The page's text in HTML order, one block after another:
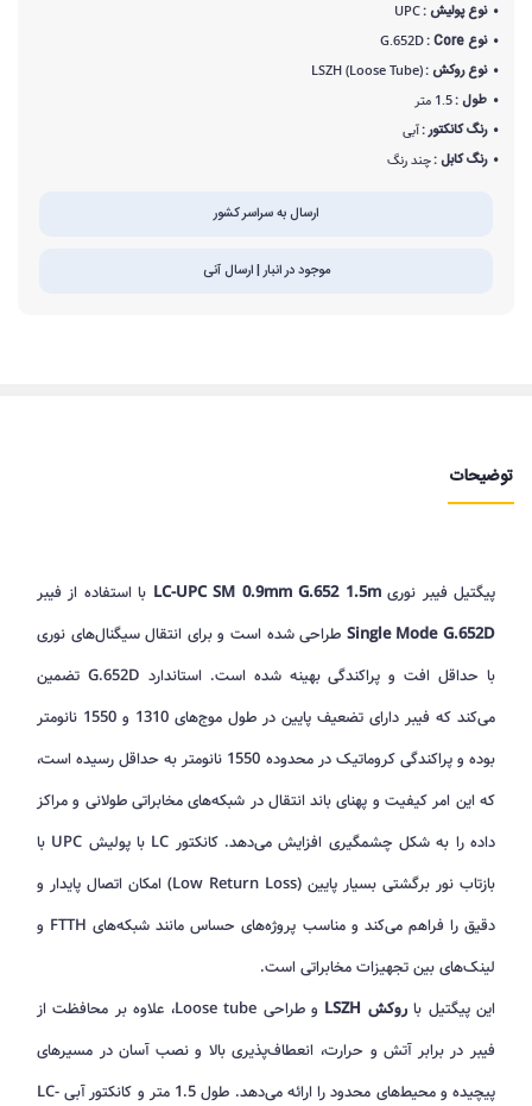
نوع پولیش :UPC
نوع Core :
G.652D
نوع روکش :LSZH (Loose Tube)
طول :1.5 متر
رنگ کانکتور :آبی
رنگ کابل :چند رنگ
ارسال به سراسر کشور
موجود در انبار | ارسال آنی
توضیحات
پیگتیل فیبر نوریLC-UPC SM 0.9mm G.652 1.5m با استفاده از فیبر
Single Mode G.652D طراحی شده است و برای انتقال سیگنال‌های نوری
با حداقل افت و پراکندگی بهینه شده است. استاندارد G.652D تضمین
می‌کند که فیبر دارای تضعیف پایین در طول موج‌های 1310 و 1550 نانومتر
بوده و پراکندگی کروماتیک در محدوده 1550 نانومتر به حداقل رسیده است،
که این امر کیفیت و پهنای باند انتقال در شبکه‌های مخابراتی طولانی و مراکز
داده را به شکل چشمگیری افزایش می‌دهد. کانکتور LC با پولیش UPC با
بازتاب نور برگشتی بسیار پایین (Low Return Loss) امکان اتصال پایدار و
دقیق را فراهم می‌کند و مناسب پروژه‌های حساس مانند شبکه‌های FTTH و
لینک‌های بین تجهیزات مخابراتی است.
این پیگتیل باروکش LSZH
و طراحی Loose tube، علاوه بر محافظت از
فیبر در برابر آتش و حرارت، انعطاف‌پذیری بالا و نصب آسان در مسیرهای
پیچیده و محیط‌های محدود را ارائه می‌دهد. طول 1.5 متر و کانکتور آبی LC-